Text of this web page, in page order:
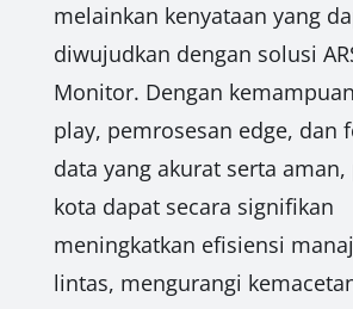
melainkan kenyataan yang
diwujudkan dengan solusi
Monitor. Dengan
play, pemrosesan edge, dan
data yang akurat serta
kota dapat secara signifikan
meningkatkan efisiensi
lintas, mengurangi